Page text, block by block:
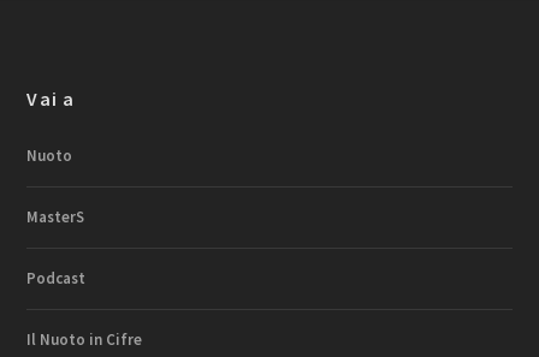
Vai a
Nuoto
MasterS
Podcast
Il Nuoto in Cifre